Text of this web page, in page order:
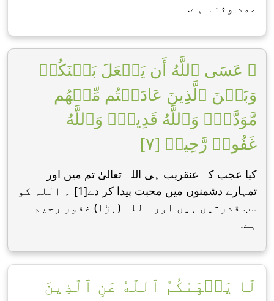
حمد وﺛنا ہے.
۞ عَسَى ٱللَّهُ أَن يَجۡعَلَ بَيۡنَكُمۡ
وَبَيۡنَ ٱلَّذِينَ عَادَيۡتُم مِّنۡهُم
مَّوَدَّةٗۚ وَٱللَّهُ قَدِيرٞۚ وَٱللَّهُ
غَفُورٞ رَّحِيمٞ [٧]
کیا عجب کہ عنقریب ہی اللہ تعالیٰ تم میں اور
تمہارے دشمنوں میں محبت پیدا کر دے[1] ۔ اللہ کو
سب قدرتیں ہیں اور اللہ (بڑا) غفور رحیم
ہے.
لَّا يَنۡهَىٰكُمُ ٱللَّهُ عَنِ ٱلَّذِينَ